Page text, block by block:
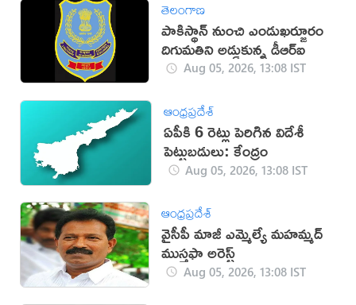
తెలంగాణ
పాకిస్థాన్‌ నుంచి ఎండుఖర్జూరం
దిగుమతిని అడ్డుకున్న డీఆర్‌ఐ
Aug 05, 2026, 13:08 IST
ఆంధ్రప్రదేశ్
ఏపీకి 6 రెట్లు పెరిగిన విదేశీ
పెట్టుబడులు: కేంద్రం
Aug 05, 2026, 13:08 IST
ఆంధ్రప్రదేశ్
వైసీపీ మాజీ ఎమ్మెల్యే మ‌హమ్మ‌ద్
ముస్త‌ఫా అరెస్ట్
Aug 05, 2026, 13:08 IST